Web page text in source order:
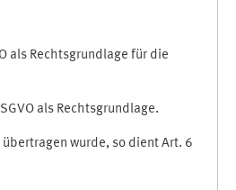
als Rechtsgrundlage für die
als Rechtsgrundlage.
wurde, so dient Art. 6